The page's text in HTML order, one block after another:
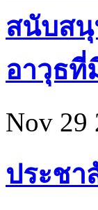
สนับสนุ
อาวุธที่
Nov 29
ประชา